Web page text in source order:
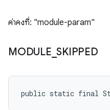
ค่าคงที่: "module-param"
MODULE _SKIPPED
public static final